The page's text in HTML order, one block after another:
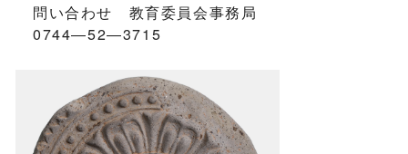
問い合わせ 教育委員会事務局
0744―52―3715